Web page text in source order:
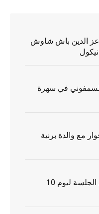
عز الدين باش شاوش
في سهرة
مع والدة برنية
غسان الكلاعي: سراح مع تأجيل الجلسة ليوم 10